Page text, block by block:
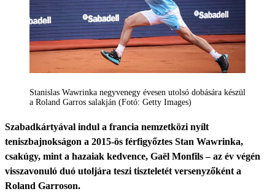
Stanislas Wawrinka negyvenegy évesen utolsó dobására készül
a Roland Garros salakján (Fotó: Getty Images)
Szabadkártyával indul a francia nemzetközi nyílt
teniszbajnokságon a 2015-ös férfigyőztes Stan Wawrinka,
csakúgy, mint a hazaiak kedvence, Gaël Monfils – az év végén
visszavonuló duó utoljára teszi tiszteletét versenyzőként a
Roland Garroson.